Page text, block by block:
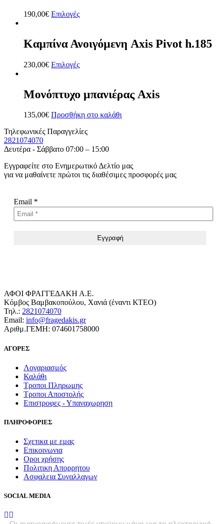
190,00€ Επιλογές
Καμπίνα Ανοιγόμενη Axis Pivot h.185
230,00€ Επιλογές
Μονόπτυχο μπανιέρας Axis
135,00€ Προσθήκη στο καλάθι
Τηλεφωνικές Παραγγελίες
2821074070
Δευτέρα - Σάββατο 07:00 – 15:00
Εγγραφείτε στο Ενημερωτικό Δελτίο μας
για να μαθαίνετε πρώτοι τις διαθέσιμες προσφορές μας
Email *
ΑΦΟΙ ΦΡΑΓΓΕΔΑΚΗ Α.Ε.
Κόμβος Βαμβακοπούλου, Χανιά (έναντι ΚΤΕΟ)
Τηλ.: 2821074070
Email: info@fragedakis.gr
Αριθμ.ΓΕΜΗ: 074601758000
ΑΓΟΡΕΣ
Λογαριασμός
Καλάθι
Τροποι Πληρωμης
Τροποι Αποστολής
Επιστροφες - Υπαναχωρηση
ΠΛΗΡΟΦΟΡΙΕΣ
Σχετικα με εμας
Επικοινωνια
Οροι χρήσης
Πολιτικη Απορρητου
Ασφαλεια Συναλλαγων
SOCIAL MEDIA